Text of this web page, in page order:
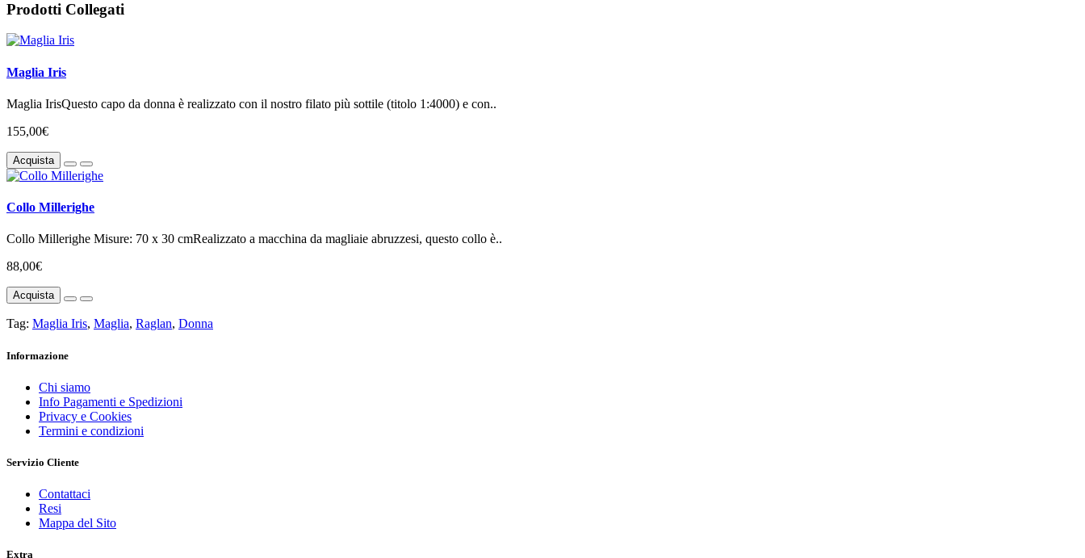
Prodotti Collegati
Maglia Iris
Maglia IrisQuesto capo da donna è realizzato con il nostro filato più sottile (titolo 1:4000) e con..
155,00€
Acquista
Collo Millerighe
Collo Millerighe Misure: 70 x 30 cmRealizzato a macchina da magliaie abruzzesi, questo collo è..
88,00€
Acquista
Tag: Maglia Iris, Maglia, Raglan, Donna
Informazione
Chi siamo
Info Pagamenti e Spedizioni
Privacy e Cookies
Termini e condizioni
Servizio Cliente
Contattaci
Resi
Mappa del Sito
Extra